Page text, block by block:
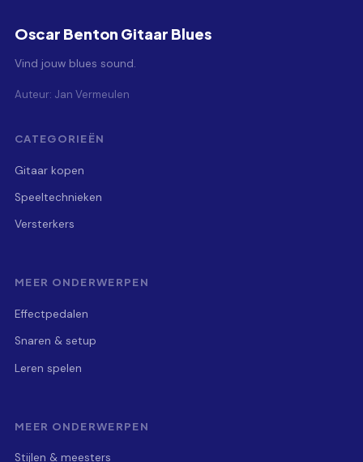
Oscar Benton Gitaar Blues
Vind jouw blues sound.
Auteur: Jan Vermeulen
CATEGORIEËN
Gitaar kopen
Speeltechnieken
Versterkers
MEER ONDERWERPEN
Effectpedalen
Snaren & setup
Leren spelen
MEER ONDERWERPEN
Stijlen & meesters